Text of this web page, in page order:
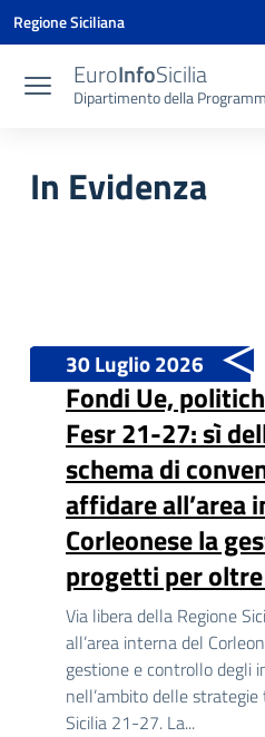
Vai ai contenuti
Vai al menu di navigazione
Vai al footer
Vai al banner delle Cookie Policy
Regione Siciliana
EuroInfoSicilia
Dipartimento della
In Evidenza
Fondi Ue,
Fesr 21-27: sì
schema di
affidare all’area
Corleonese la
progetti per
30 Luglio 2026
Via libera della Regione
all’area interna del
gestione e controllo degli
nell’ambito delle
Sicilia 21-27. La...